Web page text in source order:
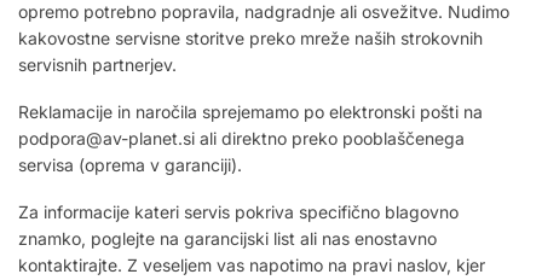
opremo potrebno popravila, nadgradnje ali osvežitve. Nudimo
kakovostne servisne storitve preko mreže naših strokovnih
servisnih partnerjev.
Reklamacije in naročila sprejemamo po elektronski pošti na
podpora@av-planet.si ali direktno preko pooblaščenega
servisa (oprema v garanciji).
Za informacije kateri servis pokriva specifično blagovno
znamko, poglejte na garancijski list ali nas enostavno
kontaktirajte. Z veseljem vas napotimo na pravi naslov, kjer